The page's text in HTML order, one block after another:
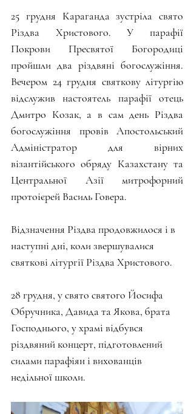
25 грудня Караганда зустріла свято
Різдва Христового. У парафії
Покрови Пресвятої Богородиці
пройшли два різдвяні богослужіння.
Вечером 24 грудня святкову літургію
відслужив настоятель парафії отець
Дмитро Козак, а в сам день Різдва
богослужіння провів Апостольський
Адміністратор для вірних
візантійського обряду Казахстану та
Центральної Азії митрофорний
протоієрей Василь Говера.
Відзначення Різдва продовжилося і в
наступні дні, коли звершувалися
святкові літургії Різдва Христового.
28 грудня, у свято святого Йосифа
Обручника, Давида та Якова, брата
Господнього, у храмі відбувся
різдвяний концерт, підготовлений
силами парафіян і вихованців
недільної школи.